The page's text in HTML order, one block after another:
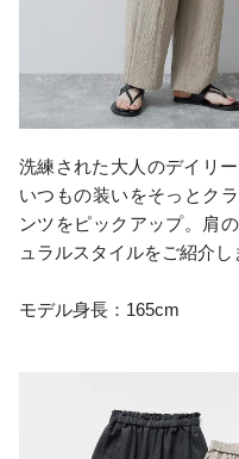
洗練された大人のデイリ
いつもの装いをそっとク
ンツをピックアップ。肩
ュラルスタイルをご紹介し
モデル身長：165cm